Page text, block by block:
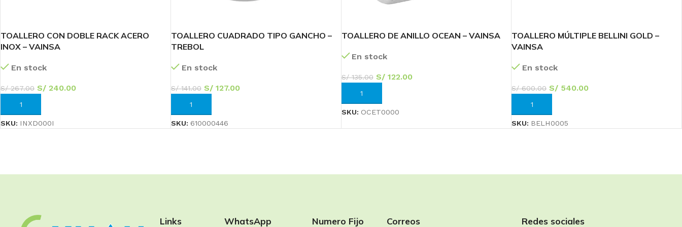
TOALLERO CON DOBLE RACK ACERO
INOX – VAINSA
En stock
S/267.00 S/ 240.00
AÑADIR AL CARRITO
SKU: INXD000I
TOALLERO CUADRADO TIPO GANCHO –
TREBOL
En stock
S/141.00 S/127.00
AÑADIR AL CARRITO
SKU: 610000446
TOALLERO DE ANILLO OCEAN – VAINSA
En stock
S/135.00 S/122.00
AÑADIR AL CARRITO
SKU: OCET0000
TOALLERO MÚLTIPLE BELLINI GOLD –
VAINSA
En stock
S/600.00 S/ 540.00
AÑADIR AL CARRITO
SKU: BELH0005
Links WhatsApp Numero Fijo Correos Redes sociales